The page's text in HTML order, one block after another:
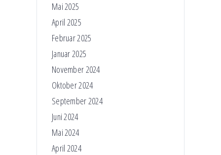
Mai 2025
April 2025
Februar 2025
Januar 2025
November 2024
Oktober 2024
September 2024
Juni 2024
Mai 2024
April 2024